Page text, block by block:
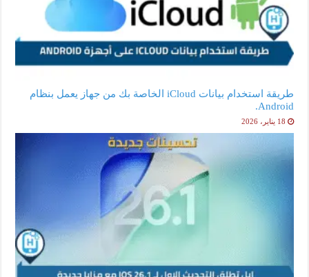
طريقة استخدام بيانات iCloud الخاصة بك من جهاز يعمل بنظام
Android.
18 يناير، 2026